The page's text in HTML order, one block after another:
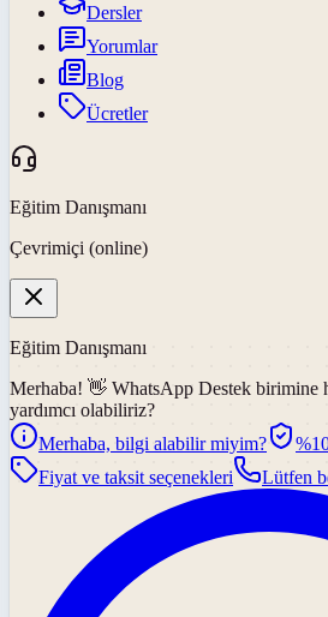
Dersler
Yorumlar
Blog
Ücretler
Eğitim Danışmanı
Çevrimiçi (online)
Eğitim Danışmanı
Merhaba! 👋 WhatsApp Destek birimine
yardımcı olabiliriz?
Merhaba, bilgi alabilir miyim?
Fiyat ve taksit seçenekleri
Lütfen